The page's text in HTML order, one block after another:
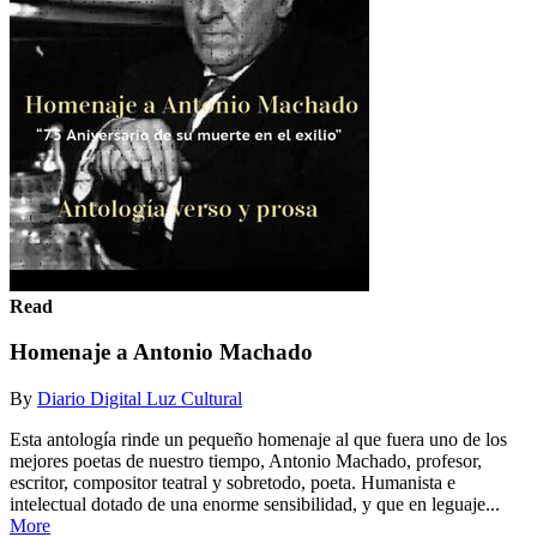
Read
Homenaje a Antonio Machado
By Diario Digital Luz Cultural
Esta antología rinde un pequeño homenaje al que fuera uno de los
mejores poetas de nuestro tiempo, Antonio Machado, profesor,
escritor, compositor teatral y sobretodo, poeta. Humanista e
intelectual dotado de una enorme sensibilidad, y que en leguaje...
More